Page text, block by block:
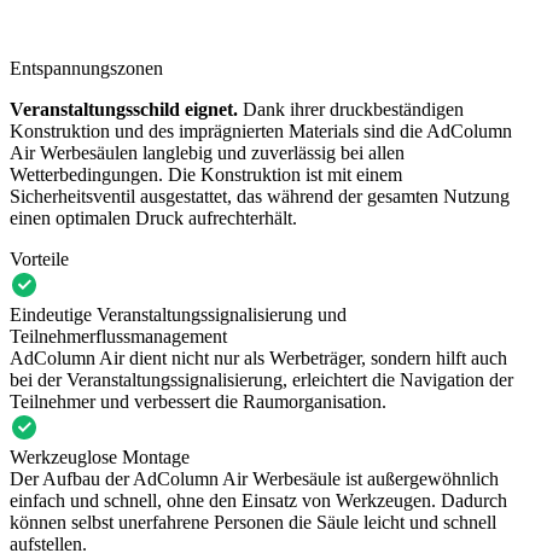
Entspannungszonen
Veranstaltungsschild eignet. Dank ihrer druckbeständigen
Konstruktion und des imprägnierten Materials sind die AdColumn
Air Werbesäulen langlebig und zuverlässig bei allen
Wetterbedingungen. Die Konstruktion ist mit einem
Sicherheitsventil ausgestattet, das während der gesamten Nutzung
einen optimalen Druck aufrechterhält.
Vorteile
Eindeutige Veranstaltungssignalisierung und
Teilnehmerflussmanagement
AdColumn Air dient nicht nur als Werbeträger, sondern hilft auch
bei der Veranstaltungssignalisierung, erleichtert die Navigation der
Teilnehmer und verbessert die Raumorganisation.
Werkzeuglose Montage
Der Aufbau der AdColumn Air Werbesäule ist außergewöhnlich
einfach und schnell, ohne den Einsatz von Werkzeugen. Dadurch
können selbst unerfahrene Personen die Säule leicht und schnell
aufstellen.